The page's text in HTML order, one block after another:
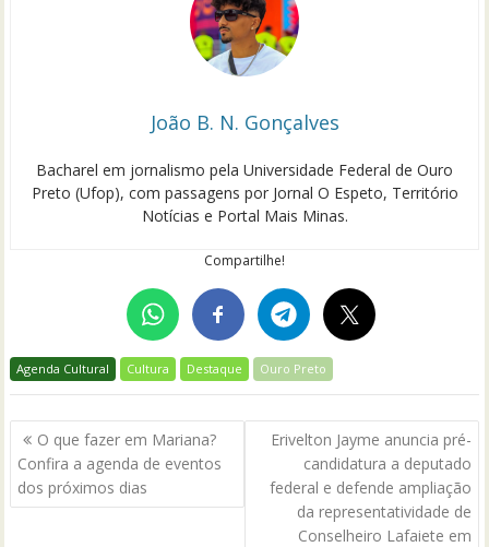
João B. N. Gonçalves
Bacharel em jornalismo pela Universidade Federal de Ouro
Preto (Ufop), com passagens por Jornal O Espeto, Território
Notícias e Portal Mais Minas.
Compartilhe!
Agenda Cultural Cultura Destaque Ouro Preto
Navegação
de
Post
O que fazer em Mariana?
Confira a agenda de eventos
dos próximos dias
Erivelton Jayme anuncia pré-
candidatura a deputado
federal e defende ampliação
da representatividade de
Conselheiro Lafaiete em